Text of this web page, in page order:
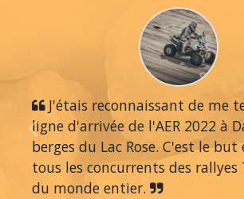
J'étais reconnaissant de me
ligne d'arrivée de l'AER 2022 à
berges du Lac Rose. C'est le but
tous les concurrents des
du monde entier.
Previous